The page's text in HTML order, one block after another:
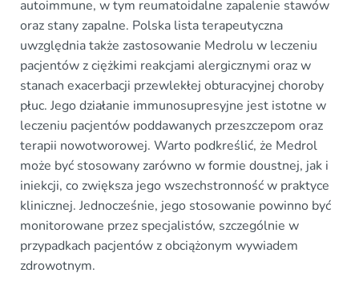
autoimmune, w tym reumatoidalne zapalenie stawów
oraz stany zapalne. Polska lista terapeutyczna
uwzględnia także zastosowanie Medrolu w leczeniu
pacjentów z ciężkimi reakcjami alergicznymi oraz w
stanach exacerbacji przewlekłej obturacyjnej choroby
płuc. Jego działanie immunosupresyjne jest istotne w
leczeniu pacjentów poddawanych przeszczepom oraz
terapii nowotworowej. Warto podkreślić, że Medrol
może być stosowany zarówno w formie doustnej, jak i
iniekcji, co zwiększa jego wszechstronność w praktyce
klinicznej. Jednocześnie, jego stosowanie powinno być
monitorowane przez specjalistów, szczególnie w
przypadkach pacjentów z obciążonym wywiadem
zdrowotnym.